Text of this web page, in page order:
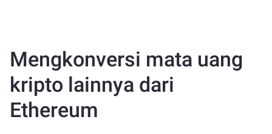
Mengkonversi mata uang
kripto lainnya dari
Ethereum